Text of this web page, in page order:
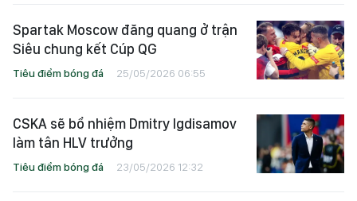
Spartak Moscow đăng quang ở trận
Siêu chung kết Cúp QG
Tiêu điểm bóng đá 25/05/2026 06:55
CSKA sẽ bổ nhiệm Dmitry Igdisamov
làm tân HLV trưởng
Tiêu điểm bóng đá 23/05/2026 12:32